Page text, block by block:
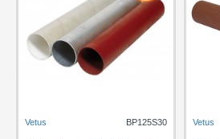
Vetus BP125S30 Vetus